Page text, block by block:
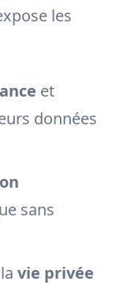
les
et
données
sans
vie privée